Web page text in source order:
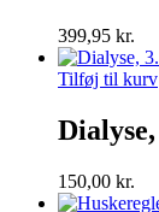
399,95 kr.
Tilføj til kurv
150,00 kr.